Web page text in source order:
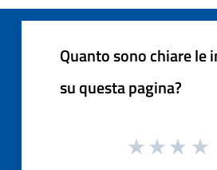
Quanto sono chiare le
su questa pagina?